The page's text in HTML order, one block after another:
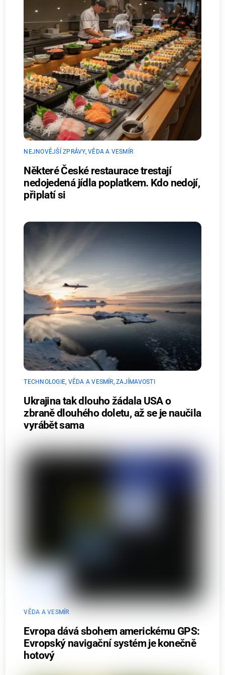
NEJNOVĚJŠÍ ZPRÁVY,VĚDA A VESMÍR
Některé České restaurace trestají
nedojedená jídla poplatkem. Kdo nedojí,
připlatí si
TECHNOLOGIE VĚDA A VESMÍR ,ZAJÍMAVOSTI
Ukrajina tak dlouho žádala USA o
zbraně dlouhého doletu, až se je naučila
vyrábět sama
VĚDA A VESMÍR
Evropa dává sbohem americkému GPS:
Evropský navigační systém je konečně
hotový